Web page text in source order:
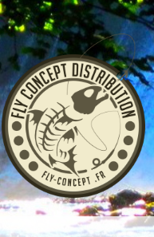
Aller
à
la
navigation
Aller
au
contenu